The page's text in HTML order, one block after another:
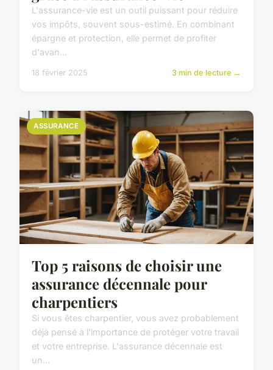
L'assurance-vie est un outil puissant pour réduire
vos impôts, souvent sous-estimé. En combinant
épargne et protection, elle permet de profiter
d'avan...
18 février 2025 3 min de lecture →
ASSURANCE
Top 5 raisons de choisir une
assurance décennale pour
charpentiers
Si vous êtes charpentier, vous avez probablement
déjà pensé à l'importance de protéger votre travail
et votre entreprise. L'assurance décennale est
un...